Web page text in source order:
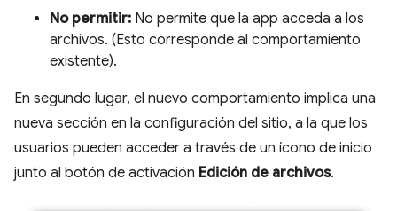
No permitir: No permite que la app acceda a los
archivos. (Esto corresponde al comportamiento
existente).
En segundo lugar, el nuevo comportamiento implica una
nueva sección en la configuración del sitio, a la que los
usuarios pueden acceder a través de un ícono de inicio
junto al botón de activación Edición de archivos.